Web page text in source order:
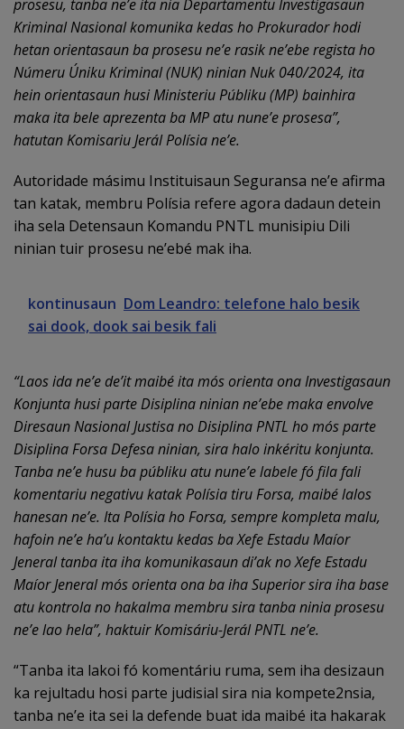
prosesu, tanba ne’e ita nia Departamentu Investigasaun
Kriminal Nasional komunika kedas ho Prokurador hodi
hetan orientasaun ba prosesu ne’e rasik ne’ebe regista ho
Númeru Úniku Kriminal (NUK) ninian Nuk 040/2024, ita
hein orientasaun husi Ministeriu Públiku (MP) bainhira
maka ita bele aprezenta ba MP atu nune’e prosesa”,
hatutan Komisariu Jerál Polísia ne’e.
Autoridade másimu Instituisaun Seguransa ne’e afirma
tan katak, membru Polísia refere agora dadaun detein
iha sela Detensaun Komandu PNTL munisipiu Dili
ninian tuir prosesu ne’ebé mak iha.
kontinusaun Dom Leandro: telefone halo besik
sai dook, dook sai besik fali
“Laos ida ne’e de’it maibé ita mós orienta ona Investigasaun
Konjunta husi parte Disiplina ninian ne’ebe maka envolve
Diresaun Nasional Justisa no Disiplina PNTL ho mós parte
Disiplina Forsa Defesa ninian, sira halo inkéritu konjunta.
Tanba ne’e husu ba públiku atu nune’e labele fó fila fali
komentariu negativu katak Polísia tiru Forsa, maibé lalos
hanesan ne’e. Ita Polísia ho Forsa, sempre kompleta malu,
hafoin ne’e ha’u kontaktu kedas ba Xefe Estadu Maíor
Jeneral tanba ita iha komunikasaun di’ak no Xefe Estadu
Maíor Jeneral mós orienta ona ba iha Superior sira iha base
atu kontrola no hakalma membru sira tanba ninia prosesu
ne’e lao hela”, haktuir Komisáriu-Jerál PNTL ne’e.
“Tanba ita lakoi fó komentáriu ruma, sem iha desizaun
ka rejultadu hosi parte judisial sira nia kompete2nsia,
tanba ne’e ita sei la defende buat ida maibé ita hakarak